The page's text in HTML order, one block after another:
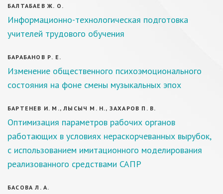
БАЛТАБАЕВ Ж. О.
Информационно-технологическая подготовка
учителей трудового обучения
БАРАБАНОВ Р. Е.
Изменение общественного психоэмоционального
состояния на фоне смены музыкальных эпох
БАРТЕНЕВ И. М., ЛЫСЫЧ М. Н., ЗАХАРОВ П. В.
Оптимизация параметров рабочих органов
работающих в условиях нераскорчеванных вырубок,
с использованием имитационного моделирования
реализованного средствами САПР
БАСОВА Л. А.